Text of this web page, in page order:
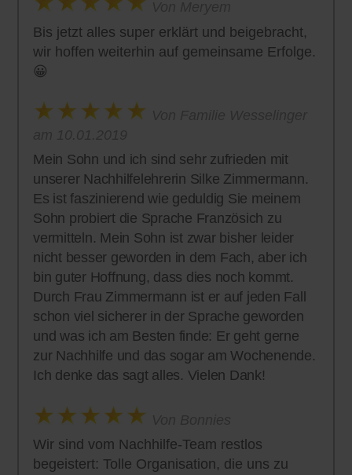
Bis jetzt alles super erklärt und beigebracht,
wir hoffen weiterhin auf gemeinsame Erfolge.
😀
Mein Sohn und ich sind sehr zufrieden mit
unserer Nachhilfelehrerin Silke Zimmermann.
Es ist faszinierend wie geduldig Sie meinem
Sohn probiert die Sprache Französich zu
vermitteln. Mein Sohn ist zwar bisher leider
nicht besser geworden in dem Fach, aber ich
bin guter Hoffnung, dass dies noch kommt.
Durch Frau Zimmermann ist er auf jeden Fall
schon viel sicherer in der Sprache geworden
und was ich am Besten finde: Er geht gerne
zur Nachhilfe und das sogar am Wochenende.
Ich denke das sagt alles. Vielen Dank!
Wir sind vom Nachhilfe-Team restlos
begeistert: Tolle Organisation, die uns zu